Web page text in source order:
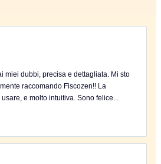
miei dubbi, precisa e dettagliata. Mi sto
raccomando Fiscozen!! La
e molto intuitiva. Sono felice...